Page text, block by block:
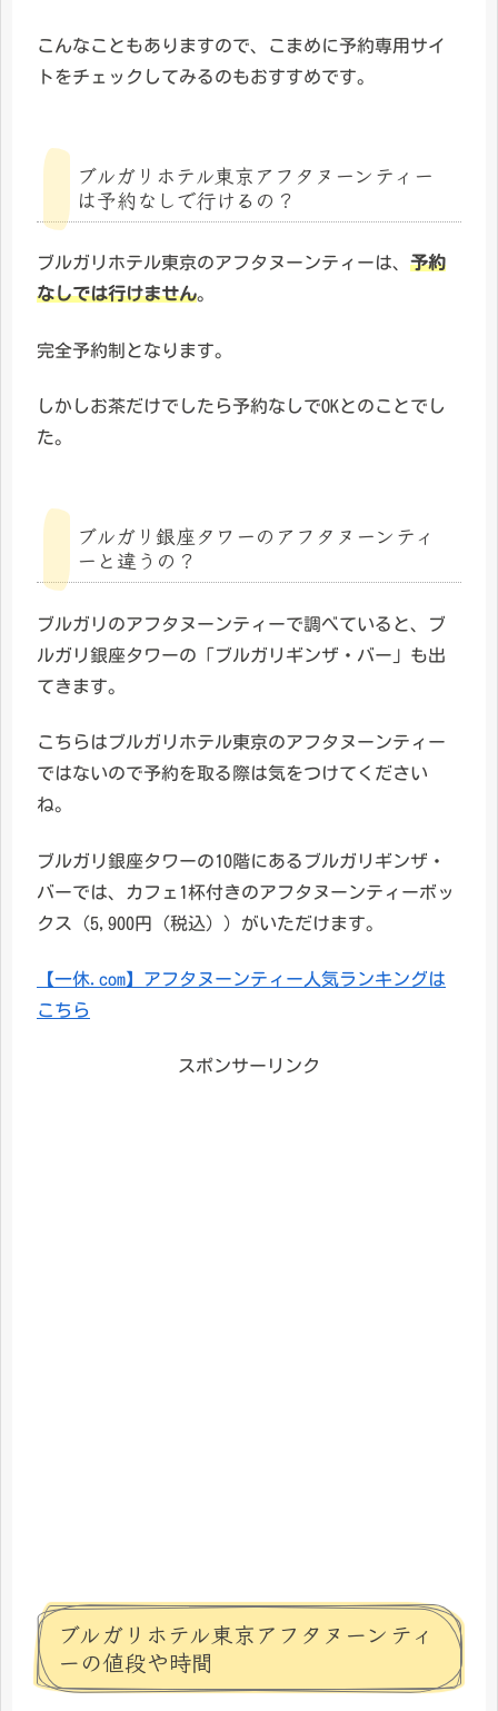
こんなこともありますので、こまめに予約専用サイ
トをチェックしてみるのもおすすめです。
ブルガリホテル東京アフタヌーンティー
は予約なしで行けるの？
ブルガリホテル東京のアフタヌーンティーは、 予約
なしでは行けません。
完全予約制となります。
しかしお茶だけでしたら予約なしでOKとのことでし
た。
ブルガリ銀座タワーのアフタヌーンティ
ーと違うの？
ブルガリのアフタヌーンティーで調べていると、ブ
ルガリ銀座タワーの「ブルガリギンザ・バー」も出
てきます。
こちらはブルガリホテル東京のアフタヌーンティー
ではないので予約を取る際は気をつけてください
ね。
ブルガリ銀座タワーの10階にあるブルガリギンザ・
バーでは、カフェ1杯付きのアフタヌーンティーボッ
クス（5,900円（税込））がいただけます。
【一休.com】アフタヌーンティー人気ランキングは
こちら
スポンサーリンク
ブルガリホテル東京アフタヌーンティ
ーの値段や時間